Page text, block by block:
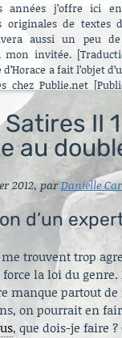
années j’offre ici
originales de textes
aussi un peu
mon invitée.
a fait l’objet
chez Publie.net
traductions que celles
l’Énéide qui
ma longue pratique
années
va s’enrichir peu à
des échanges
le titre austère
II 1 |
au
2012,parDanielle
d’un
trouvent trop
la loi du genre.
manque partout de
on pourrait en
, que dois-je faire